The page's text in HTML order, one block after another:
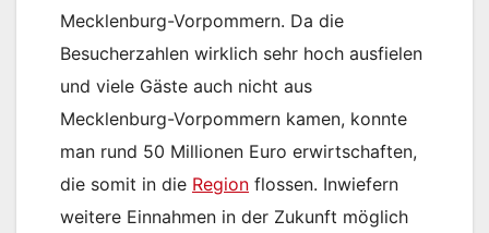
Mecklenburg-Vorpommern. Da die
Besucherzahlen wirklich sehr hoch ausfielen
und viele Gäste auch nicht aus
Mecklenburg-Vorpommern kamen, konnte
man rund 50 Millionen Euro erwirtschaften,
die somit in die Region flossen. Inwiefern
weitere Einnahmen in der Zukunft möglich